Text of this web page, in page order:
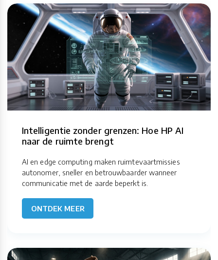
Intelligentie zonder grenzen: Hoe HP AI
naar de ruimte brengt
AI en edge computing maken ruimtevaartmissies
autonomer, sneller en betrouwbaarder wanneer
communicatie met de aarde beperkt is.
ONTDEK MEER